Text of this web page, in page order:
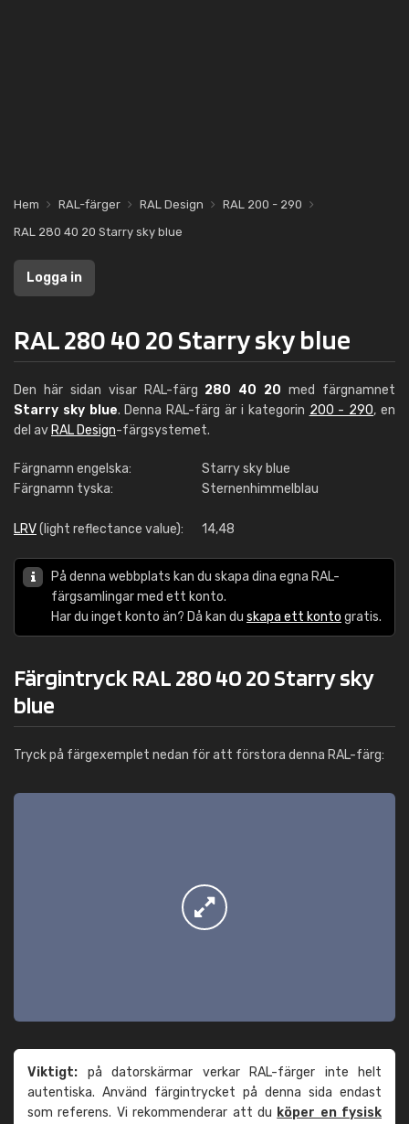
Hem RAL-färger RAL Design
RAL 200 - 290
RAL 280 40 20 Starry sky blue
Logga in
RAL 280 40 20 Starry sky blue
Den här sidan visar RAL-färg 280 40 20 med färgnamnet
Starry sky blue. Denna RAL-färg är i kategorin 200 - 290, en
del av RAL Design-färgsystemet.
Färgnamn engelska:
Starry sky blue
Färgnamn tyska:
Sternenhimmelblau
LRV(light reflectance value): 14,48
På denna webbplats kan du skapa dina egna RAL-
färgsamlingar med ett konto.
Har du inget konto än? Då kan du skapa ett konto gratis.
Färgintryck RAL 280 40 20 Starry sky
blue
Tryck på färgexemplet nedan för att förstora denna RAL-färg:
Viktigt: på datorskärmar verkar RAL-färger inte helt
autentiska. Använd färgintrycket på denna sida endast
som referens. Vi rekommenderar att du köper en fysisk